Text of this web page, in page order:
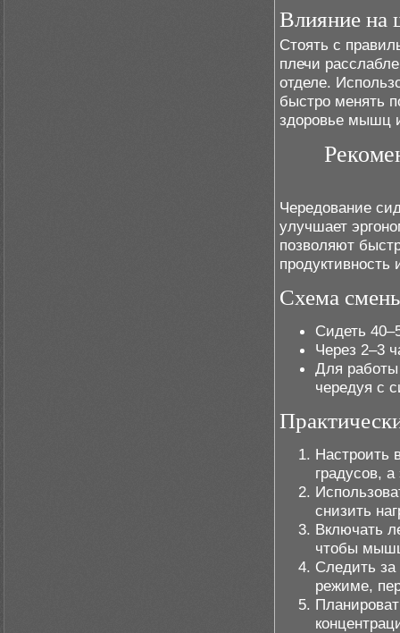
Влияние на
Стоять с
плечи
отделе.
быстро менять
здоровье мышц
Чередование
улучшает
позволяют
Схема
Сидеть
Через 2–3
Для работы
чередуя с
Настроить
градусов,
снизить
Включать
чтобы
Следить
режиме,